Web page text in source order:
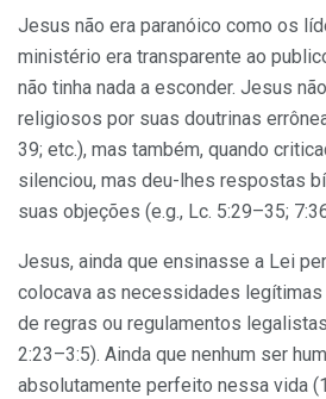
Jesus não era paranóico como os
ministério era transparente ao
não tinha nada a esconder. Jesus
religiosos por suas doutrinas
39; etc.), mas também, quando
silenciou, mas deu-lhes respostas
suas objeções (e.g., Lc. 5:29–35;
Jesus, ainda que ensinasse a Lei
colocava as necessidades
de regras ou regulamentos
2:23–3:5). Ainda que nenhum ser
absolutamente perfeito nessa vida